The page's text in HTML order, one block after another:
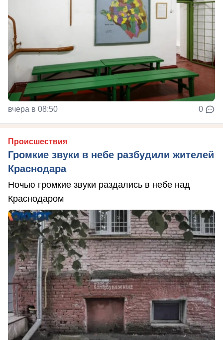
вчера в 08:50 0
Происшествия
Громкие звуки в небе разбудили жителей
Краснодара
Ночью громкие звуки раздались в небе над
Краснодаром